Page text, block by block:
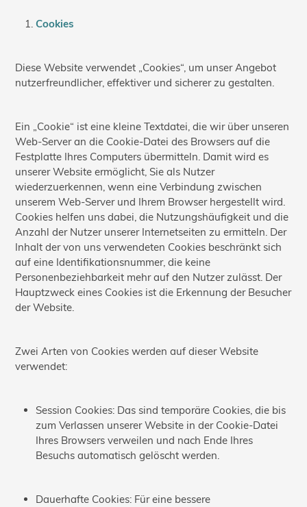
Cookies
Diese Website verwendet „Cookies“, um unser Angebot
nutzerfreundlicher, effektiver und sicherer zu gestalten.
Ein „Cookie“ ist eine kleine Textdatei, die wir über unseren
Web-Server an die Cookie-Datei des Browsers auf die
Festplatte Ihres Computers übermitteln. Damit wird es
unserer Website ermöglicht, Sie als Nutzer
wiederzuerkennen, wenn eine Verbindung zwischen
unserem Web-Server und Ihrem Browser hergestellt wird.
Cookies helfen uns dabei, die Nutzungshäufigkeit und die
Anzahl der Nutzer unserer Internetseiten zu ermitteln. Der
Inhalt der von uns verwendeten Cookies beschränkt sich
auf eine Identifikationsnummer, die keine
Personenbeziehbarkeit mehr auf den Nutzer zulässt. Der
Hauptzweck eines Cookies ist die Erkennung der Besucher
der Website.
Zwei Arten von Cookies werden auf dieser Website
verwendet:
Session Cookies: Das sind temporäre Cookies, die bis
zum Verlassen unserer Website in der Cookie-Datei
Ihres Browsers verweilen und nach Ende Ihres
Besuchs automatisch gelöscht werden.
Dauerhafte Cookies: Für eine bessere